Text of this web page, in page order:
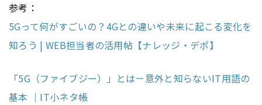
参考：
5Gって何がすごいの？4Gとの違いや未来に起こる変化を
知ろう | WEB担当者の活用帖【ナレッジ・デポ】
「5G（ファイブジー）」とは－意外と知らないIT用語の
基本 ｜IT小ネタ帳